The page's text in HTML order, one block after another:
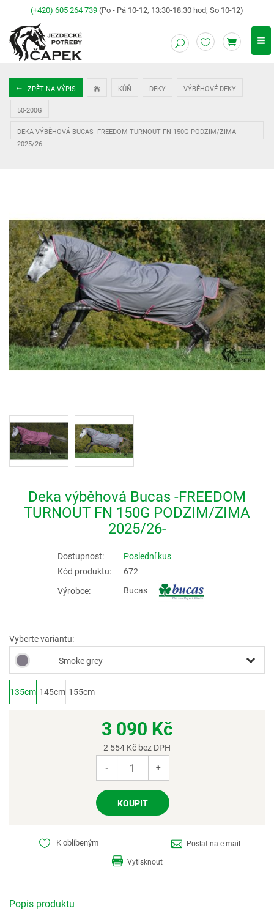
(+420) 605 264 739(Po - Pá 10-12, 13:30-18:30 hod; So 10-12)
ZPĚT NA VÝPIS KŮŇ DEKY VÝBĚHOVÉ DEKY
50-200G
DEKA VÝBĚHOVÁ BUCAS -FREEDOM TURNOUT FN 150G PODZIM/ZIMA
2025/26-
Deka výběhová Bucas -FREEDOM
TURNOUT FN 150G PODZIM/ZIMA
2025/26-
Dostupnost:
Poslední kus
Kód produktu:
672
Výrobce:
Bucas
Vyberte variantu:
Smoke grey
135cm 145cm 155cm
3 090 Kč
2 554 Kč bez DPH
-
+
K oblíbeným
Poslat na e-mail
Vytisknout
Popis produktu